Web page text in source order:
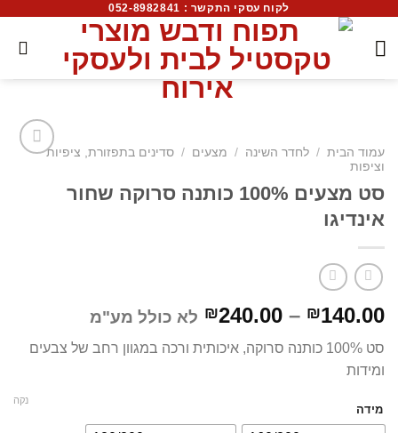
לקוח עסקי התקשר : 052-8982841
עמוד הבית / לחדר השינה / מצעים / סדינים בתפזורת, ציפיות
וציפות
סט מצעים 100% כותנה סרוקה שחור
אינדיגו
₪140.00
–
₪240.00 לא כולל מע"מ
סט 100% כותנה סרוקה, איכותית ורכה במגוון רחב של צבעים
ומידות
מידה
נקה